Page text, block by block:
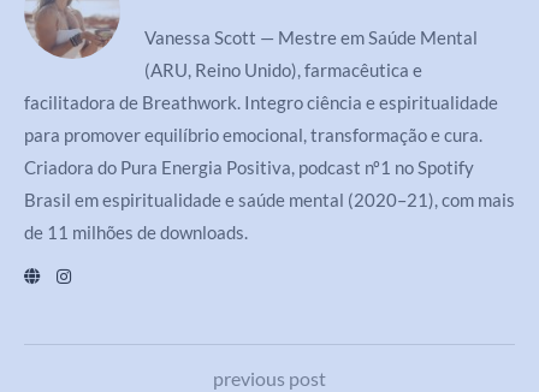
Vanessa Scott — Mestre em Saúde Mental
(ARU, Reino Unido), farmacêutica e
facilitadora de Breathwork. Integro ciência e espiritualidade
para promover equilíbrio emocional, transformação e cura.
Criadora do Pura Energia Positiva, podcast nº1 no Spotify
Brasil em espiritualidade e saúde mental (2020–21), com mais
de 11 milhões de downloads.
previous post